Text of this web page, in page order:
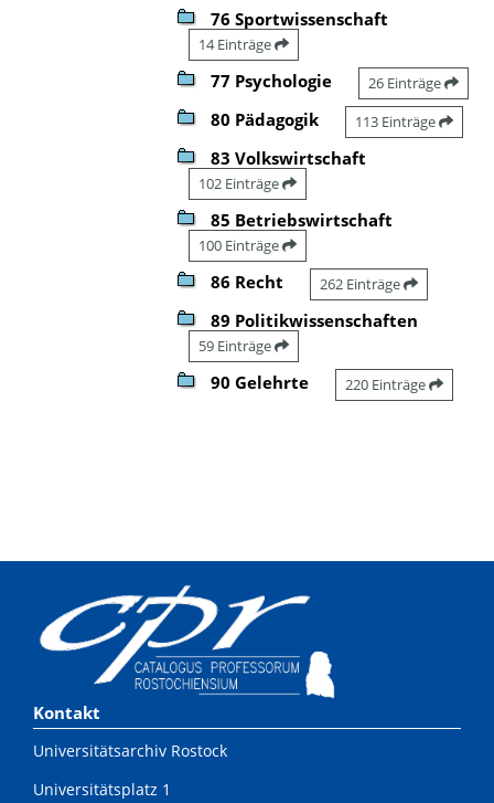
76 Sportwissenschaft
14 Einträge
77 Psychologie 26 Einträge
80 Pädagogik 113 Einträge
83 Volkswirtschaft
102 Einträge
85 Betriebswirtschaft
100 Einträge
86 Recht 262 Einträge
89 Politikwissenschaften
59 Einträge
90 Gelehrte 220 Einträge
Kontakt
Universitätsarchiv Rostock
Universitätsplatz 1